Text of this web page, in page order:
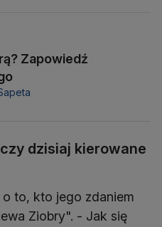
Zapowiedź
dzisiaj kierowane
o to, kto jego zdaniem
Ziobry". - Jak się